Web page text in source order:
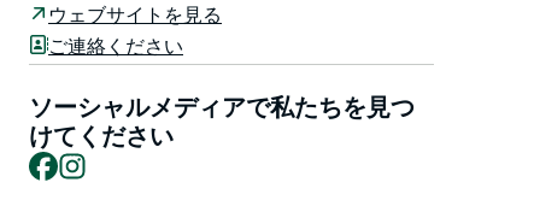
イベントでは様々なアクティビティをご用意していま
す！サンタクロースとエルフたちが登場し、様々なエン
屋台に加え、様々な手作りのお菓子も販売されます。
クリスマス・イン・ザ・パーク・マーケットにぜひお越
しください。
ウェブサイトを見る
ご連絡ください
ソーシャルメディアで私たちを見つ
けてください
Facebook